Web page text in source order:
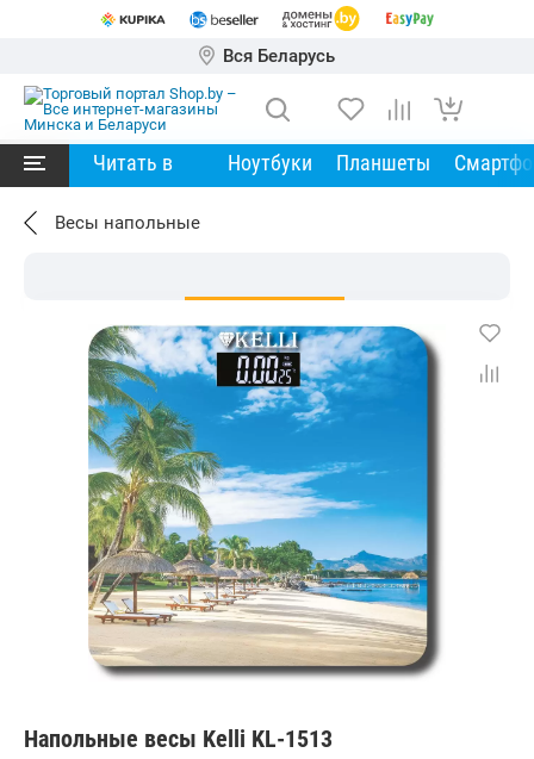
Вся Беларусь
Читать в Ноутбуки Планшеты
Весы напольные
Напольные весы Kelli KL-1513